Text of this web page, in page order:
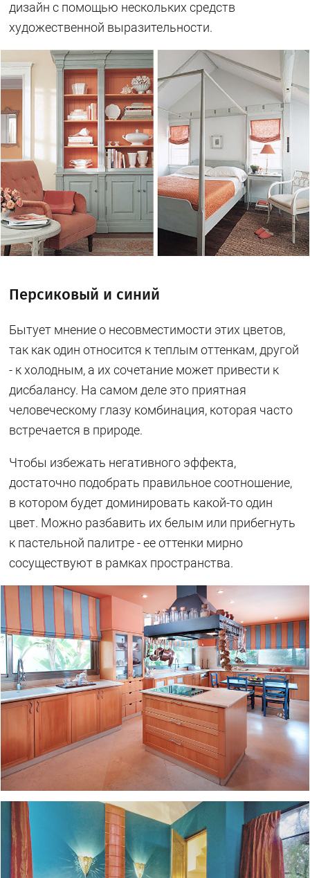
дизайн с помощью нескольких средств
художественной выразительности.
Персиковый и синий
Бытует мнение о несовместимости этих цветов,
так как один относится к теплым оттенкам, другой
- к холодным, а их сочетание может привести к
дисбалансу. На самом деле это приятная
человеческому глазу комбинация, которая часто
встречается в природе.
Чтобы избежать негативного эффекта,
достаточно подобрать правильное соотношение,
в котором будет доминировать какой-то один
цвет. Можно разбавить их белым или прибегнуть
к пастельной палитре - ее оттенки мирно
сосуществуют в рамках пространства.